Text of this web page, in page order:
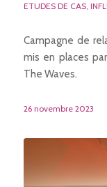
ETUDES DE CAS,
Campagne de
mis en places
The Waves.
26 novembre 2023